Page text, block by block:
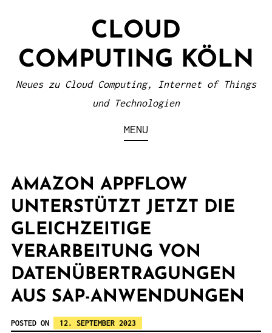
CLOUD
COMPUTING KÖLN
Neues zu Cloud Computing, Internet of Things
und Technologien
MENU
AMAZON APPFLOW
UNTERSTÜTZT JETZT DIE
GLEICHZEITIGE
VERARBEITUNG VON
DATENÜBERTRAGUNGEN
AUS SAP-ANWENDUNGEN
POSTED ON
12. SEPTEMBER 2023